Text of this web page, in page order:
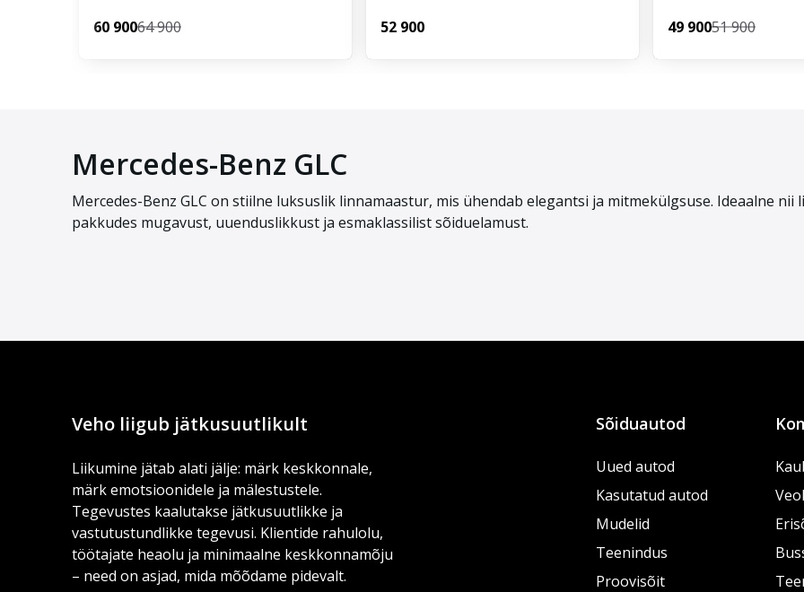
60 90064 900 52 900 49 90051 900
Mercedes-Benz GLC
Mercedes-Benz GLC on stiilne luksuslik linnamaastur, mis ühendab elegantsi ja mitmekülgsuse. Ideaalne
pakkudes mugavust, uuenduslikkust ja esmaklassilist sõiduelamust.
Veho liigub jätkusuutlikult
Liikumine jätab alati jälje: märk keskkonnale,
märk emotsioonidele ja mälestustele.
Tegevustes kaalutakse jätkusuutlikke ja
vastutustundlikke tegevusi. Klientide rahulolu,
töötajate heaolu ja minimaalne keskkonnamõju
– need on asjad, mida mõõdame pidevalt.
Sõiduautod
Uued autod
Kasutatud autod
Mudelid
Teenindus
Proovisõit